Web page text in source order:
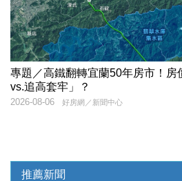
專題／高鐵翻轉宜蘭50年房市！房
vs.追高套牢」？
好房網／新聞中心
2026-08-06
推薦新聞